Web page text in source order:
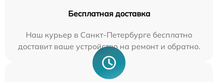
Бесплатная доставка
Наш курьер в Санкт-Петербурге бесплатно
доставит ваше устройство на ремонт и обратно.